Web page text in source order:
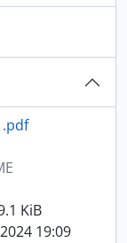
KiB
19:09